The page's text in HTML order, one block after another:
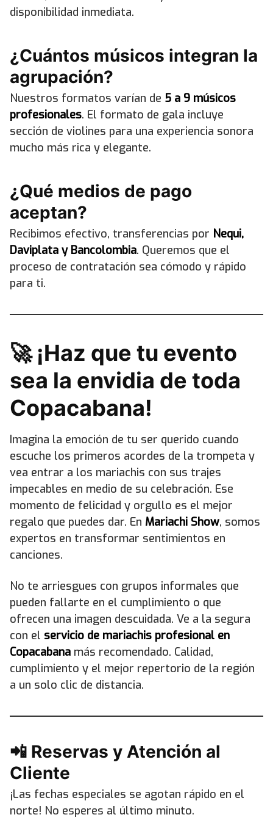
disponibilidad inmediata.
¿Cuántos músicos integran la
agrupación?
Nuestros formatos varían de 5 a 9 músicos
profesionales. El formato de gala incluye
sección de violines para una experiencia sonora
mucho más rica y elegante.
¿Qué medios de pago
aceptan?
Recibimos efectivo, transferencias por Nequi,
Daviplata y Bancolombia. Queremos que el
proceso de contratación sea cómodo y rápido
para ti.
🚀 ¡Haz que tu evento
sea la envidia de toda
Copacabana!
Imagina la emoción de tu ser querido cuando
escuche los primeros acordes de la trompeta y
vea entrar a los mariachis con sus trajes
impecables en medio de su celebración. Ese
momento de felicidad y orgullo es el mejor
regalo que puedes dar. En Mariachi Show, somos
expertos en transformar sentimientos en
canciones.
No te arriesgues con grupos informales que
pueden fallarte en el cumplimiento o que
ofrecen una imagen descuidada. Ve a la segura
con el servicio de mariachis profesional en
Copacabana más recomendado. Calidad,
cumplimiento y el mejor repertorio de la región
a un solo clic de distancia.
📲 Reservas y Atención al
Cliente
¡Las fechas especiales se agotan rápido en el
norte! No esperes al último minuto.